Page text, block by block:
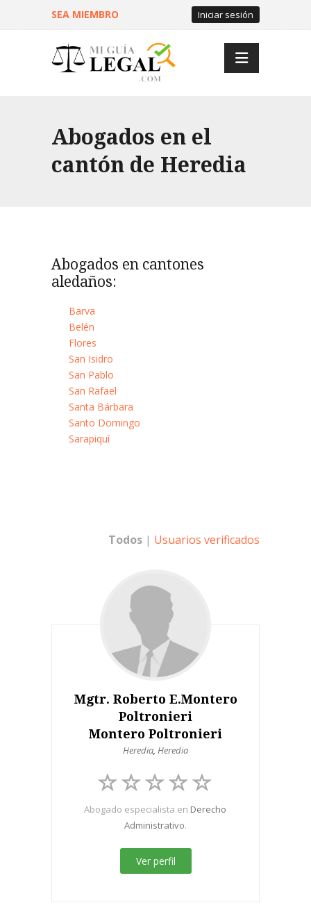
SEA MIEMBRO Iniciar sesión
Abogados en el
cantón de Heredia
Abogados en cantones
aledaños:
Barva
Belén
Flores
San Isidro
San Pablo
San Rafael
Santa Bárbara
Santo Domingo
Sarapiquí
Todos | Usuarios verificados
Mgtr. Roberto E.Montero
Poltronieri
Montero Poltronieri
Heredia, Heredia
Abogado especialista en Derecho
Administrativo.
Ver perfil